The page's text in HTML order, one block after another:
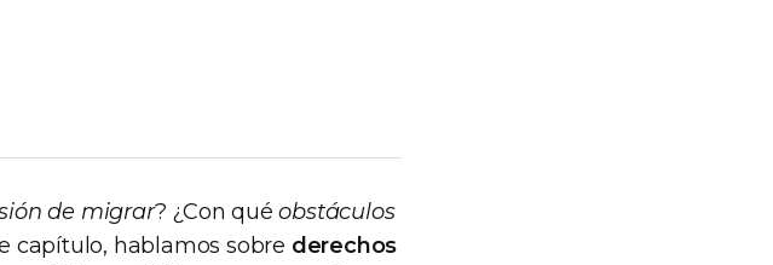
de migrar? ¿Con quéobstáculos
capítulo, hablamos sobre derechos